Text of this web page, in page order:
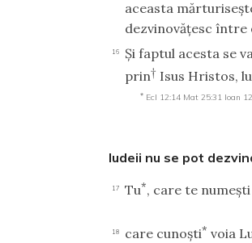
aceasta
dezvinovăţesc între
16 Şi faptul acesta se
prin† Isus Hristos,
* Ecl 12:14 Mat 25:31 Ioan
Iudeii nu se pot
17 Tu*, care te
18 care cunoşti* voia